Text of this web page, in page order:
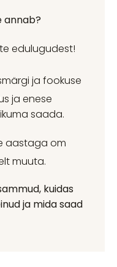
annab?
edulugudest!
ja fookuse
ja enese
saada.
aastaga om
muuta.
kuidas
ja mida saad